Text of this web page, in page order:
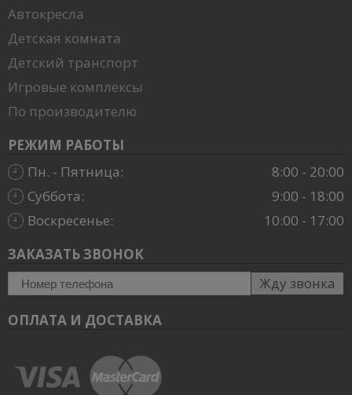
Автокресла
Детская комната
Детский транспорт
Игровые комплексы
По производителю
РЕЖИМ РАБОТЫ
Пн. - Пятница:
8:00 - 20:00
Суббота:
9:00 - 18:00
Воскресенье:
10:00 - 17:00
ЗАКАЗАТЬ ЗВОНОК
Жду звонка
ОПЛАТА И ДОСТАВКА